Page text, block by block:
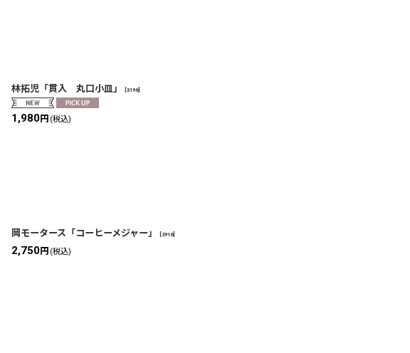
林拓児「貫入 丸口小皿」 3196]
1,980円 (税込)
岡モータース「コーヒーメジャー」 2916]
2,750円 (税込)